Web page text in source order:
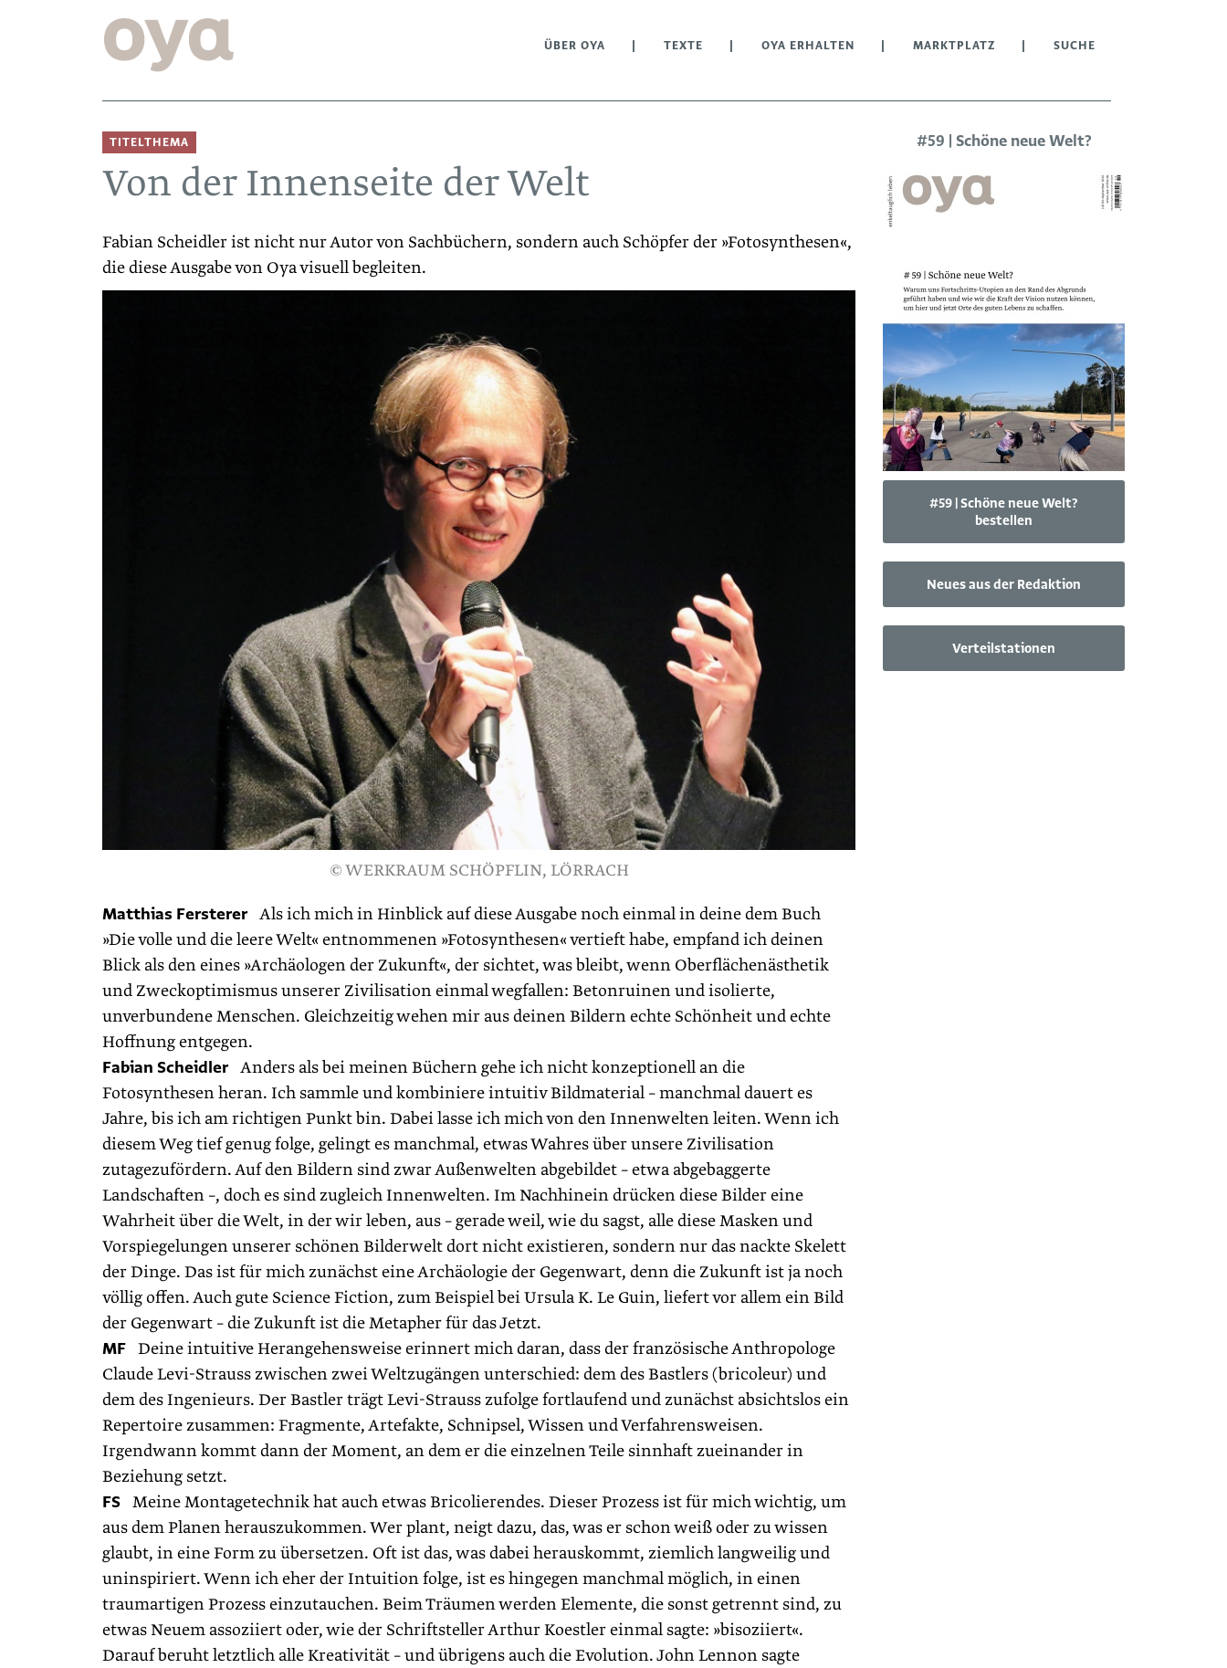
ÜBER OYA TEXTE OYA ERHALTEN MARKTPLATZ SUCHE
TITELTHEMA
Von der Innenseite der Welt
Fabian Scheidler ist nicht nur Autor von Sachbüchern, sondern auch Schöpfer der »Fotosynthesen«,
die diese ­Ausgabe von Oya visuell begleiten.
© WERKRAUM SCHÖPFLIN, LÖRRACH
Matthias FerstererAls ich mich in Hinblick auf diese Ausgabe noch einmal in deine dem Buch
»Die volle und die leere Welt« entnommenen »Fotosynthesen« vertieft habe, empfand ich deinen
Blick als den eines »Archäologen der Zukunft«, der sichtet, was bleibt, wenn Oberflächenästhetik
und Zweckoptimismus unserer Zivilisation einmal wegfallen: Betonruinen und isolierte,
unverbundene Menschen. Gleichzeitig wehen mir aus deinen Bildern echte Schönheit und echte
Hoffnung entgegen.
Fabian ScheidlerAnders als bei meinen Büchern gehe ich nicht konzeptionell an die
Fotosynthesen heran. Ich sammle und kombiniere intuitiv Bildmaterial – manchmal dauert es
Jahre, bis ich am richtigen Punkt bin. Dabei lasse ich mich von den Innenwelten leiten. Wenn ich
diesem Weg tief genug folge, gelingt es manchmal, etwas Wahres über unsere Zivilisation
zutagezufördern. Auf den Bildern sind zwar Außenwelten abgebildet – etwa abgebaggerte
Landschaften –, doch es sind zugleich Innenwelten. Im Nachhinein drücken diese Bilder eine
Wahrheit über die Welt, in der wir leben, aus – gerade weil, wie du sagst, alle diese Masken und
Vorspiegelungen unserer schönen Bilderwelt dort nicht existieren, sondern nur das nackte Skelett
der Dinge. Das ist für mich zunächst eine Archäologie der Gegenwart, denn die Zukunft ist ja noch
völlig offen. Auch gute Science Fiction, zum Beispiel bei Ursula K. Le Guin, liefert vor allem ein Bild
der Gegenwart – die Zukunft ist die Metapher für das Jetzt.
MF Deine intuitive Herangehensweise erinnert mich daran, dass der französische Anthropologe
Claude Levi-Strauss zwischen zwei Weltzugängen unterschied: dem des Bastlers (bricoleur) und
dem des Ingenieurs. Der Bastler trägt Levi-Strauss zufolge fortlaufend und zunächst absichtslos ein
Repertoire zusammen: Fragmente, Artefakte, Schnipsel, Wissen und Verfahrensweisen.
Irgendwann kommt dann der Moment, an dem er die einzelnen Teile sinnhaft zueinander in
Beziehung setzt.
FS Meine Montagetechnik hat auch etwas Bricolierendes. Dieser Prozess ist für mich wichtig, um
aus dem Planen herauszukommen. Wer plant, neigt dazu, das, was er schon weiß oder zu wissen
glaubt, in eine Form zu übersetzen. Oft ist das, was dabei herauskommt, ziemlich langweilig und
uninspiriert. Wenn ich eher der Intuition folge, ist es hingegen manchmal möglich, in einen
traumartigen Prozess einzutauchen. Beim Träumen werden Elemente, die sonst getrennt sind, zu
etwas Neuem assoziiert oder, wie der Schriftsteller Arthur Koestler einmal sagte: »bisoziiert«.
Darauf beruht letztlich alle Kreativität – und übrigens auch die Evolution. John Lennon sagte
#59 | Schöne neue Welt?
#59 | Schöne neue Welt?
bestellen
Neues aus der Redaktion
Verteilstationen